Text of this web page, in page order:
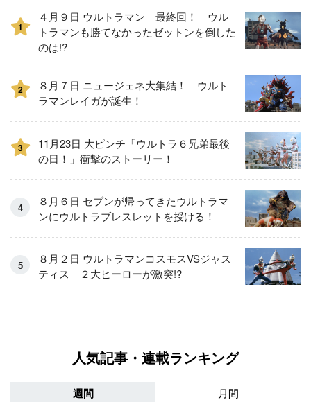
1
４月９日 ウルトラマン 最終回！ ウル
トラマンも勝てなかったゼットンを倒した
のは!?
2
８月７日 ニュージェネ大集結！ ウルト
ラマンレイガが誕生！
3
11月23日 大ピンチ「ウルトラ６兄弟最後
の日！」衝撃のストーリー！
８月６日 セブンが帰ってきたウルトラマ
ンにウルトラブレスレットを授ける！
８月２日 ウルトラマンコスモスVSジャス
ティス ２大ヒーローが激突!?
人気記事・連載ランキング
週間 月間